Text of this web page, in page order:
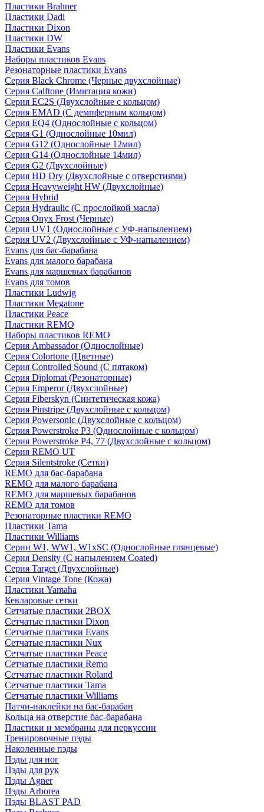
Пластики Brahner
Пластики Dadi
Пластики Dixon
Пластики DW
Пластики Evans
Наборы пластиков Evans
Резонаторные пластики Evans
Серия Black Chrome (Черные двухслойные)
Серия Calftone (Имитация кожи)
Серия EC2S (Двухслойные с кольцом)
Серия EMAD (С демпферным кольцом)
Серия EQ4 (Однослойные с кольцом)
Серия G1 (Однослойные 10мил)
Серия G12 (Однослойные 12мил)
Серия G14 (Однослойные 14мил)
Серия G2 (Двухслойные)
Серия HD Dry (Двухслойные с отверстиями)
Серия Heavyweight HW (Двухслойные)
Серия Hybrid
Серия Hydraulic (С прослойкой масла)
Серия Onyx Frost (Черные)
Серия UV1 (Однослойные с УФ-напылением)
Серия UV2 (Двухслойные с УФ-напылением)
Evans для бас-барабана
Evans для малого барабана
Evans для маршевых барабанов
Evans для томов
Пластики Ludwig
Пластики Megatone
Пластики Peace
Пластики REMO
Наборы пластиков REMO
Серия Ambassador (Однослойные)
Серия Colortone (Цветные)
Серия Controlled Sound (С пятаком)
Серия Diplomat (Резонаторные)
Серия Emperor (Двухслойные)
Серия Fiberskyn (Синтетическая кожа)
Серия Pinstripe (Двухслойные с кольцом)
Серия Powersonic (Двухслойные с кольцом)
Серия Powerstroke P3 (Однослойные с кольцом)
Серия Powerstroke P4, 77 (Двухслойные с кольцом)
Серия REMO UT
Серия Silentstroke (Сетки)
REMO для бас-барабана
REMO для малого барабана
REMO для маршевых барабанов
REMO для томов
Резонаторные пластики REMO
Пластики Tama
Пластики Williams
Серии W1, WW1, W1xSC (Однослойные глянцевые)
Серия Density (C напылением Coated)
Серия Target (Двухслойные)
Серия Vintage Tone (Кожа)
Пластики Yamaha
Кевларовые сетки
Сетчатые пластики 2BOX
Сетчатые пластики Dixon
Сетчатые пластики Evans
Сетчатые пластики Nux
Сетчатые пластики Peace
Сетчатые пластики Remo
Сетчатые пластики Roland
Сетчатые пластики Tama
Сетчатые пластики Williams
Патчи-наклейки на бас-барабан
Кольца на отверстие бас-барабана
Пластики и мембраны для перкуссии
Тренировочные пэды
Наколенные пэды
Пэды для ног
Пэды для рук
Пэды Agner
Пэды Arborea
Пэды BLAST PAD